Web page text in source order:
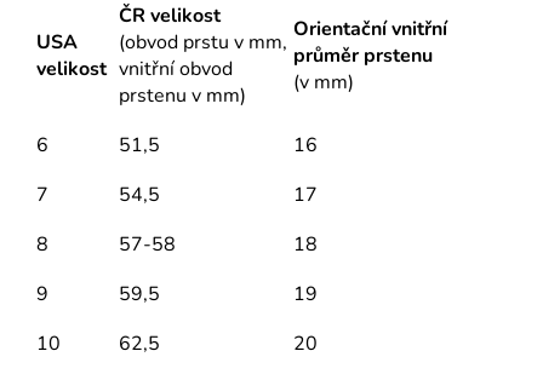
USA
velikost
ČR velikost
(obvod prstu v mm,
vnitřní obvod
prstenu v mm)
Orientační vnitřní
průměr prstenu
(v mm)
6 51,5
16
7
54,5
17
8
57-58
18
9
59,5
19
10
62,5
20